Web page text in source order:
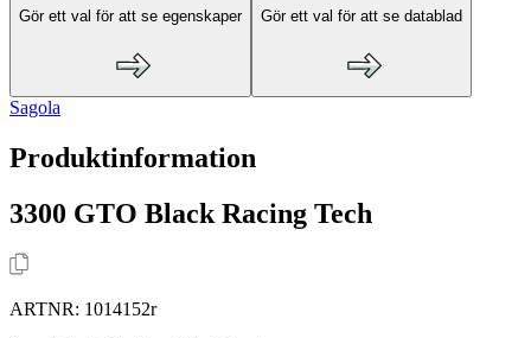
Gör ett val för att se egenskaper
Gör ett val för att se datablad
Sagola
Produktinformation
3300 GTO Black Racing Tech
ARTNR: 1014152r